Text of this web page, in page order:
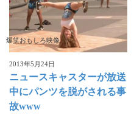
爆笑おもしろ映像
2013年5月24日
ニュースキャスターが放送
中にパンツを脱がされる事
故www